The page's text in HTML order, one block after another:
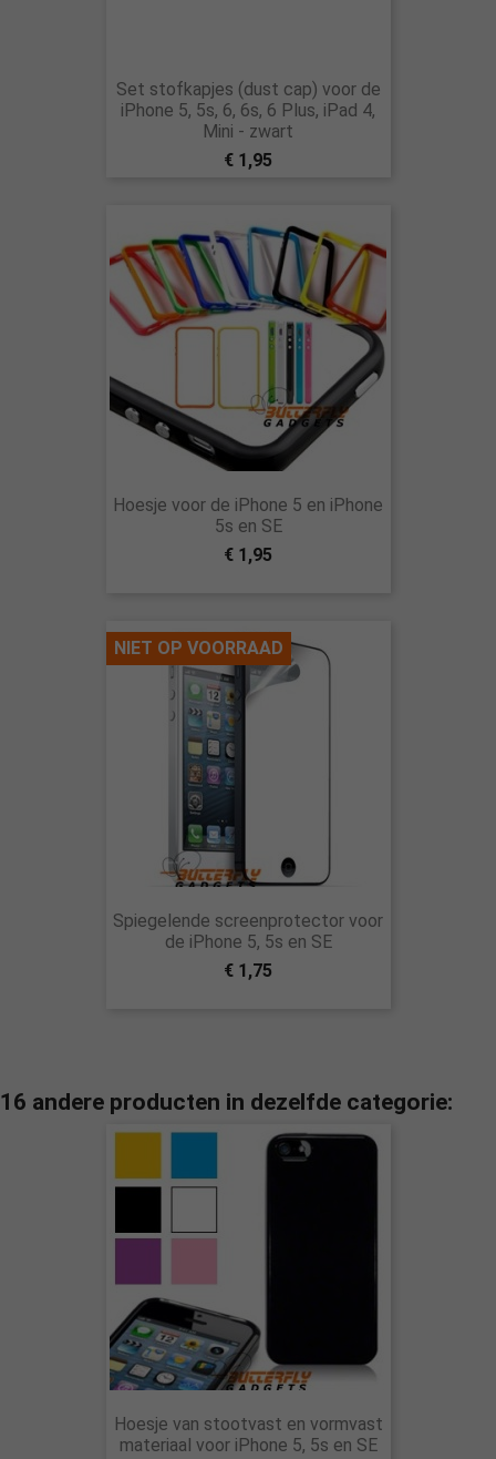
Set stofkapjes (dust cap) voor de
iPhone 5, 5s, 6, 6s, 6 Plus, iPad 4,
Mini - zwart
€ 1,95
Hoesje voor de iPhone 5 en iPhone
5s en SE
€ 1,95
Spiegelende screenprotector voor
de iPhone 5, 5s en SE
€ 1,75
NIET OP VOORRAAD
16 andere producten in dezelfde categorie:
Hoesje van stootvast en vormvast
materiaal voor iPhone 5, 5s en SE